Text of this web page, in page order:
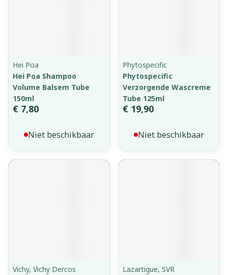
Hei Poa
Hei Poa Shampoo
Volume Balsem Tube
150ml
€ 7,80
Niet beschikbaar
Phytospecific
Phytospecific
Verzorgende Wascreme
Tube 125ml
€ 19,90
Niet beschikbaar
Vichy, Vichy Dercos
Lazartigue, SVR